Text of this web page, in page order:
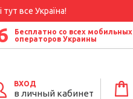
все Україна!
Бесплатно со всех мобильных
операторов Украины
ВХОД
в личный кабинет